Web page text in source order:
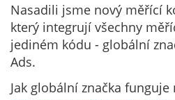
Nasadili jsme nový měřící
který integrují všechny
jediném kódu - globální
Ads.
Jak globální značka